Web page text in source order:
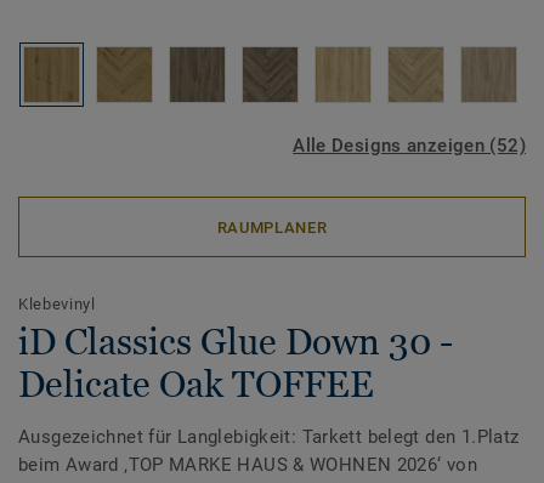
Alle Designs anzeigen (52)
RAUMPLANER
Klebevinyl
iD Classics Glue Down 30 -
Delicate Oak TOFFEE
Ausgezeichnet für Langlebigkeit: Tarkett belegt den 1.Platz
beim Award ‚TOP MARKE HAUS & WOHNEN 2026‘ von